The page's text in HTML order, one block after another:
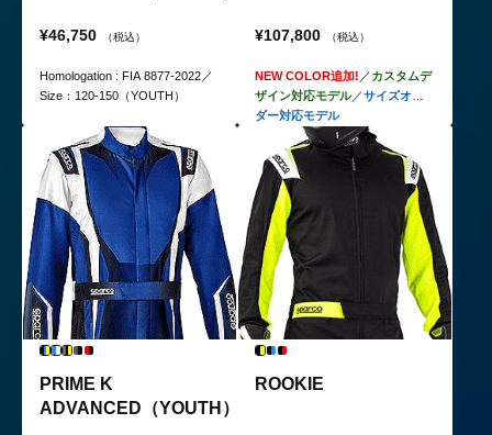
¥46,750 （税込）
Homologation : FIA 8877-2022／
Size：120-150（YOUTH）
¥107,800 （税込）
NEW COLOR追加! ／カスタムデ
ザイン対応モデル／サイズオー
ダー対応モデル
PRIME K
ADVANCED（YOUTH）
ROOKIE